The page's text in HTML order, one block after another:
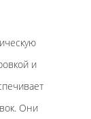
и
Они